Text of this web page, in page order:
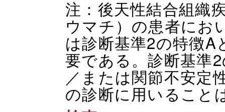
注：後天性結合組織
ウマチ）の患者にお
は診断基準2の特徴
要である。診断基準
／または関節不安定
の診断に用いること